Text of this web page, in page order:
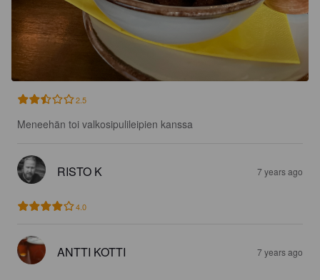
2.5
Meneehän toi valkosipulileipien kanssa
RISTO K 7 years ago
4.0
ANTTI KOTTI 7 years ago